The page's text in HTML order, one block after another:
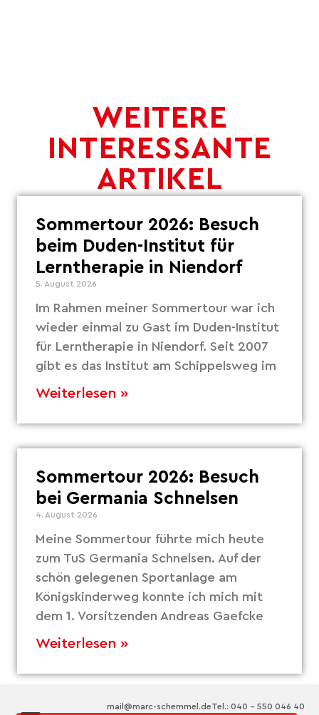
WEITERE
INTERESSANTE
ARTIKEL
Sommertour 2026: Besuch
beim Duden-Institut für
Lerntherapie in Niendorf
5. August 2026
Im Rahmen meiner Sommertour war ich
wieder einmal zu Gast im Duden-Institut
für Lerntherapie in Niendorf. Seit 2007
gibt es das Institut am Schippelsweg im
Weiterlesen »
Sommertour 2026: Besuch
bei Germania Schnelsen
4. August 2026
Meine Sommertour führte mich heute
zum TuS Germania Schnelsen. Auf der
schön gelegenen Sportanlage am
Königskinderweg konnte ich mich mit
dem 1. Vorsitzenden Andreas Gaefcke
Weiterlesen »
Tel.: 040 – 550 046 40
mail@marc-schemmel.de